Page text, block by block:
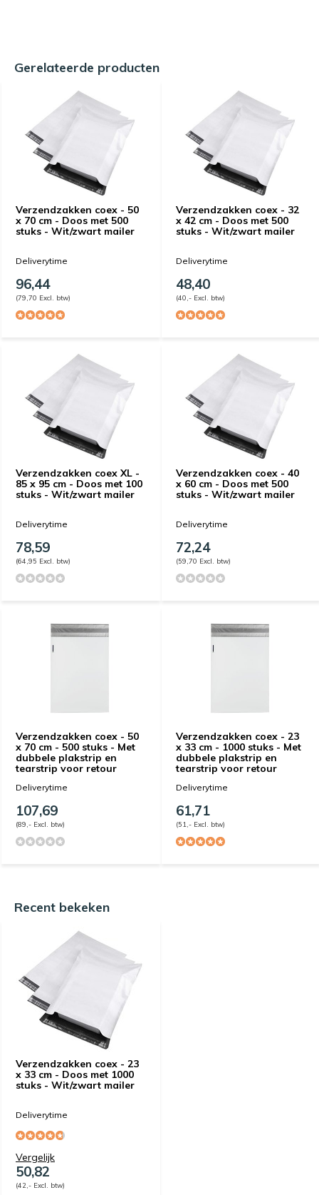
Gerelateerde producten
Verzendzakken coex - 50
x 70 cm - Doos met 500
stuks - Wit/zwart mailer
Deliverytime
96,44
(79,70 Excl. btw)
Verzendzakken coex - 32
x 42 cm - Doos met 500
stuks - Wit/zwart mailer
Deliverytime
48,40
(40,- Excl. btw)
Verzendzakken coex XL -
85 x 95 cm - Doos met 100
stuks - Wit/zwart mailer
Deliverytime
78,59
(64,95 Excl. btw)
Verzendzakken coex - 40
x 60 cm - Doos met 500
stuks - Wit/zwart mailer
Deliverytime
72,24
(59,70 Excl. btw)
Verzendzakken coex - 50
x 70 cm - 500 stuks - Met
dubbele plakstrip en
tearstrip voor retour
Deliverytime
107,69
(89,- Excl. btw)
Verzendzakken coex - 23
x 33 cm - 1000 stuks - Met
dubbele plakstrip en
tearstrip voor retour
Deliverytime
61,71
(51,- Excl. btw)
Recent bekeken
Verzendzakken coex - 23
x 33 cm - Doos met 1000
stuks - Wit/zwart mailer
Deliverytime
Vergelijk
50,82
(42,- Excl. btw)